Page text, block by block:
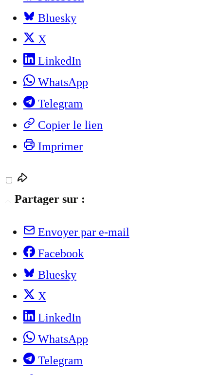
Bluesky
X
LinkedIn
WhatsApp
Telegram
Copier le lien
Imprimer
Partager sur :
Envoyer par e-mail
Facebook
Bluesky
X
LinkedIn
WhatsApp
Telegram